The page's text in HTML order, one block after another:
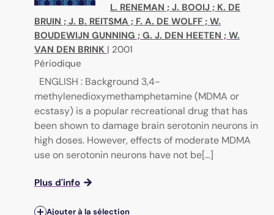
L. RENEMAN ; J. BOOIJ ; K. DE
BRUIN ; J. B. REITSMA ; F. A. DE WOLFF ; W.
BOUDEWIJN GUNNING ; G. J. DEN HEETEN ; W.
VAN DEN BRINK | 2001
Périodique
ENGLISH : Background 3,4-
methylenedioxymethamphetamine (MDMA or
ecstasy) is a popular recreational drug that has
been shown to damage brain serotonin neurons in
high doses. However, effects of moderate MDMA
use on serotonin neurons have not be[...]
Plus d'info
Ajouter à la sélection